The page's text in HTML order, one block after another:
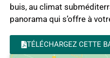
buis, au climat
panorama qui s’offre à
TÉLÉCHARGEZ CETTE